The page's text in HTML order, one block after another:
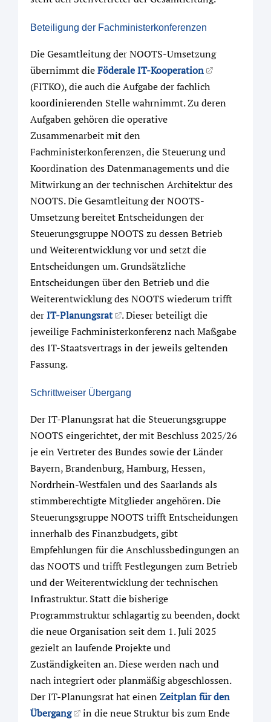
Beteiligung der Fachministerkonferenzen
Die Gesamtleitung der NOOTS-Umsetzung
übernimmt dieFöderale IT-Kooperation
(FITKO), die auch die Aufgabe der fachlich
koordinierenden Stelle wahrnimmt. Zu deren
Aufgaben gehören die operative
Zusammenarbeit mit den
Fachministerkonferenzen, die Steuerung und
Koordination des Datenmanagements und die
Mitwirkung an der technischen Architektur des
NOOTS. Die Gesamtleitung der NOOTS-
Umsetzung bereitet Entscheidungen der
Steuerungsgruppe NOOTS zu dessen Betrieb
und Weiterentwicklung vor und setzt die
Entscheidungen um. Grundsätzliche
Entscheidungen über den Betrieb und die
Weiterentwicklung des NOOTS wiederum trifft
derIT-Planungsrat
. Dieser beteiligt die
jeweilige Fachministerkonferenz nach Maßgabe
des IT-Staatsvertrags in der jeweils geltenden
Fassung.
Schrittweiser Übergang
Der IT-Planungsrat hat die Steuerungsgruppe
NOOTS eingerichtet, der mit Beschluss 2025/26
je ein Vertreter des Bundes sowie der Länder
Bayern, Brandenburg, Hamburg, Hessen,
Nordrhein-Westfalen und des Saarlands als
stimmberechtigte Mitglieder angehören. Die
Steuerungsgruppe NOOTS trifft Entscheidungen
innerhalb des Finanzbudgets, gibt
Empfehlungen für die Anschlussbedingungen an
das NOOTS und trifft Festlegungen zum Betrieb
und der Weiterentwicklung der technischen
Infrastruktur. Statt die bisherige
Programmstruktur schlagartig zu beenden, dockt
die neue Organisation seit dem 1. Juli 2025
gezielt an laufende Projekte und
Zuständigkeiten an. Diese werden nach und
nach integriert oder planmäßig abgeschlossen.
Der IT-Planungsrat hat einenZeitplan für den
Übergang
in die neue Struktur bis zum Ende